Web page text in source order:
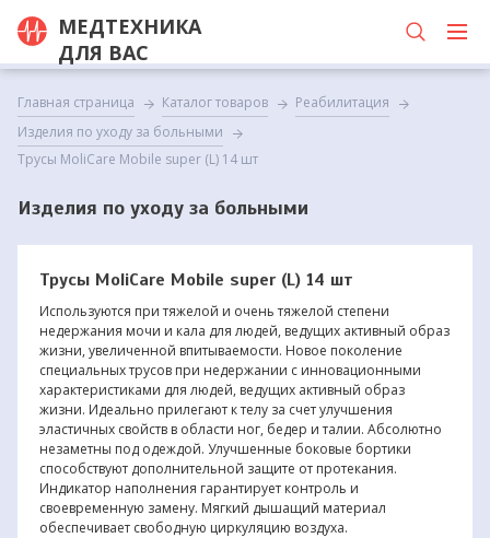
МЕДТЕХНИКА
ДЛЯ ВАС
Главная страница Каталог товаров
Реабилитация
Изделия по уходу за больными
Трусы MoliCare Mobile super (L) 14 шт
Изделия по уходу за больными
Трусы MoliCare Mobile super (L) 14 шт
Используются при тяжелой и очень тяжелой степени
недержания мочи и кала для людей, ведущих активный образ
жизни, увеличенной впитываемости. Новое поколение
специальных трусов при недержании с инновационными
характеристиками для людей, ведущих активный образ
жизни. Идеально прилегают к телу за счет улучшения
эластичных свойств в области ног, бедер и талии. Абсолютно
незаметны под одеждой. Улучшенные боковые бортики
способствуют дополнительной защите от протекания.
Индикатор наполнения гарантирует контроль и
своевременную замену. Мягкий дышащий материал
обеспечивает свободную циркуляцию воздуха.